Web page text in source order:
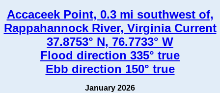
Accaceek Point, 0.3 mi southwest of,
Rappahannock River, Virginia Current
37.8753° N, 76.7733° W
Flood direction 335° true
Ebb direction 150° true
January 2026